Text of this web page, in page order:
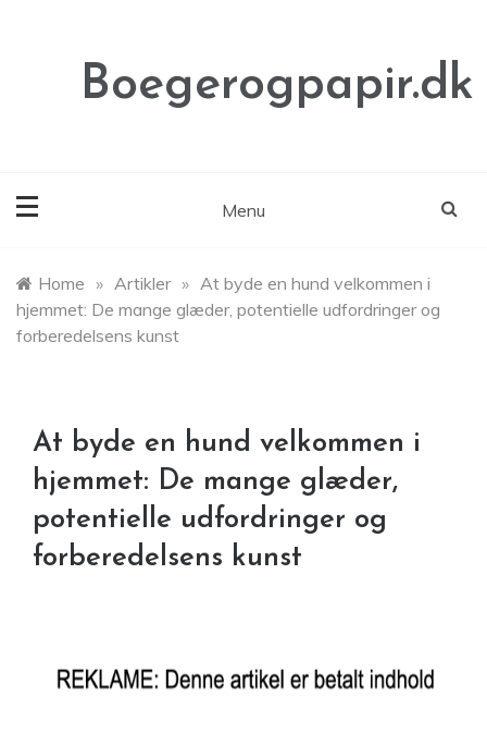
Boegerogpapir.dk
Menu
Home » Artikler » At byde en hund velkommen i
hjemmet: De mange glæder, potentielle udfordringer og
forberedelsens kunst
At byde en hund velkommen i
hjemmet: De mange glæder,
potentielle udfordringer og
forberedelsens kunst